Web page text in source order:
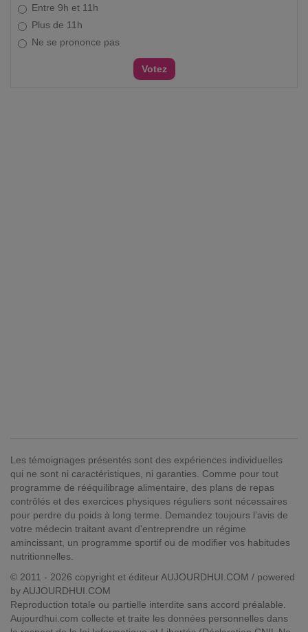
Entre 9h et 11h
Plus de 11h
Ne se prononce pas
Les témoignages présentés sont des expériences individuelles
qui ne sont ni caractéristiques, ni garanties. Comme pour tout
programme de rééquilibrage alimentaire, des plans de repas
contrôlés et des exercices physiques réguliers sont nécessaires
pour perdre du poids à long terme. Demandez toujours l'avis de
votre médecin traitant avant d'entreprendre un régime
amincissant, un programme sportif ou de modifier vos habitudes
nutritionnelles.
© 2011 - 2026 copyright et éditeur AUJOURDHUI.COM / powered
by AUJOURDHUI.COM
Reproduction totale ou partielle interdite sans accord préalable.
Aujourdhui.com collecte et traite les données personnelles dans